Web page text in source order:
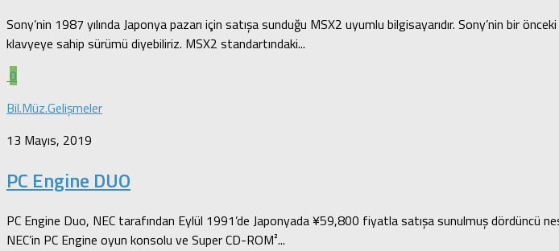
Sony’nin 1987 yılında Japonya pazarı için satışa sunduğu MSX2 uyumlu bilgisayarıdır. Sony’nin bir
klavyeye sahip sürümü diyebiliriz. MSX2 standartındaki...
0
Bil.Müz.Gelişmeler
13 Mayıs, 2019
PC Engine DUO
PC Engine Duo, NEC tarafından Eylül 1991’de Japonyada ¥59,800 fiyatla satışa sunulmuş dördüncü
NEC’in PC Engine oyun konsolu ve Super CD-ROM²...